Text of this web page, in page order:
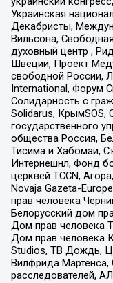
Украинская
Декабристы,
Вильсона,
духовный центр ,
Швеции, Проект
свободной России,
International, Форум
Солидарность с
Solidarus, КрымSOS,
государственного
общества Россия,
Тисима и Хабомаи,
Интернешнл, Фонд
церквей TCCN,
Novaja Gazeta-
прав человека
Белорусский дом
Дом прав человека
Дом прав человека
Studios, ТВ Дождь,
Вилфрида Мартенса,
расследователей,